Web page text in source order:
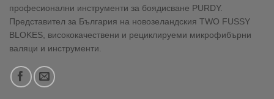
професионални инструменти за боядисване PURDY.
Представител за България на новозеландския TWO FUSSY
BLOKES, висококачествени и рециклируеми микрофибърни
валяци и инструменти.